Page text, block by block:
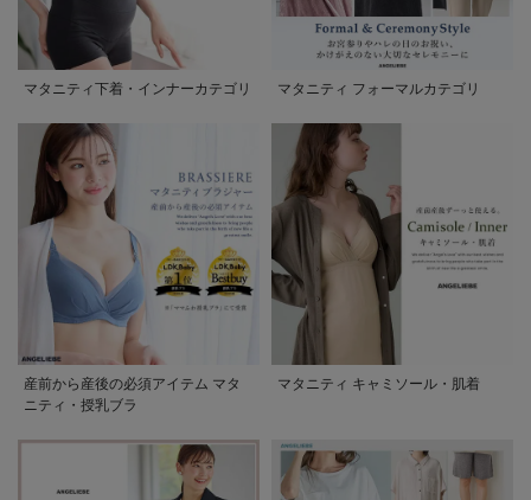
マタニティ下着・インナーカテゴリ マタニティ フォーマルカテゴリ
産前から産後の必須アイテム マタ
ニティ・授乳ブラ
マタニティ キャミソール・肌着